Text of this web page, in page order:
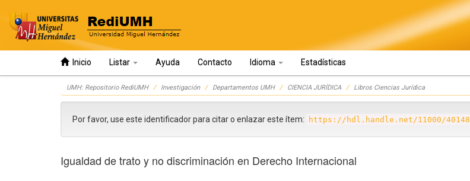
Inicio Listar Ayuda Contacto Idioma Estadísticas
UMH: Repositorio RediUMH Investigación Departamentos UMH CIENCIA JURÍDICA Libros Ciencias Jurídica
Por favor, use este identificador para citar o enlazar este ítem: https://hdl.handle.net/11000/40148
Igualdad de trato y no discriminación en Derecho Internacional